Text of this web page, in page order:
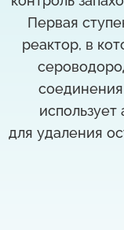
Первая
реактор, в
использует
для удаления